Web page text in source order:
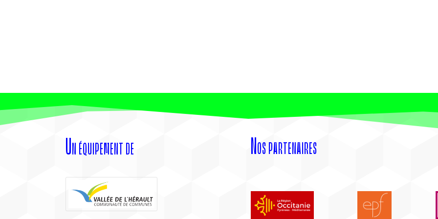
Un équipement de Nos partenaires